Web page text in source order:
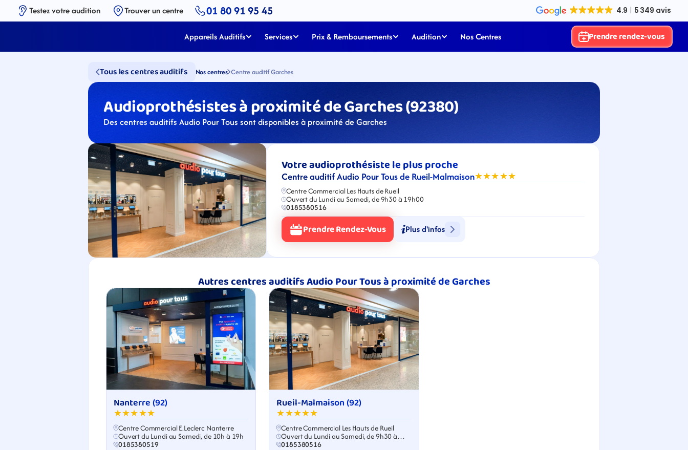
Testez votre audition Trouver un centre 01 80 91 95 45
Appareils Auditifs Services Prix & Remboursements Audition Nos Centres Prendre rendez-vous
Tous les centres auditifs Nos centres Centre auditif Garches
Audioprothésistes à proximité de Garches (92380)
Des centres auditifs Audio Pour Tous sont disponibles à proximité de Garches
Votre audioprothésiste le plus proche
Centre auditif Audio Pour Tous de Rueil-Malmaison★★★★★
Centre Commercial Les Hauts de Rueil
Ouvert du Lundi au Samedi, de 9h30 à 19h00
0185380516
Prendre Rendez-Vous Plus d'infos
Autres centres auditifs Audio Pour Tous à proximité de Garches
Nanterre (92)
★★★★★
Centre Commercial E.Leclerc Nanterre
Ouvert du Lundi au Samedi, de 10h à 19h
0185380519
Rueil-Malmaison (92)
★★★★★
Centre Commercial Les Hauts de Rueil
Ouvert du Lundi au Samedi, de 9h30 à
19h00
0185380516